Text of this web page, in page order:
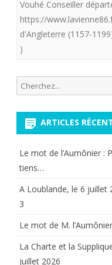
(86420)
au
de
pays
Vouhé Conseiller
https://
d'Angleterre (1157-
)
Recherche
pour:
ARTICLES
Le mot de l’Aumônier :
tiens…
A Loublande, le 6 juillet
3
Le mot de M.
La Charte et la
juillet 2026